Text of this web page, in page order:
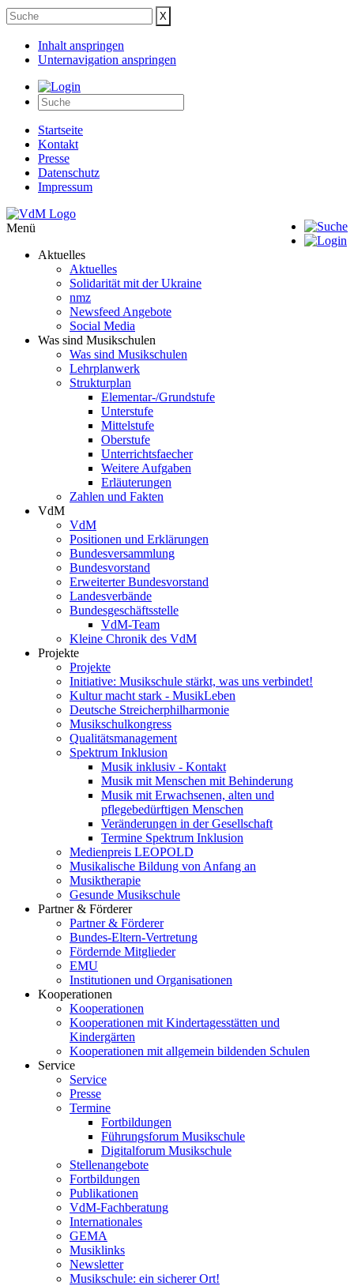
Inhalt anspringen
Unternavigation anspringen
Startseite
Kontakt
Presse
Datenschutz
Impressum
Menü
Aktuelles
Aktuelles
Solidarität mit der Ukraine
nmz
Newsfeed Angebote
Social Media
Was sind Musikschulen
Was sind Musikschulen
Lehrplanwerk
Strukturplan
Elementar-/Grundstufe
Unterstufe
Mittelstufe
Oberstufe
Unterrichtsfaecher
Weitere Aufgaben
Erläuterungen
Zahlen und Fakten
VdM
VdM
Positionen und Erklärungen
Bundesversammlung
Bundesvorstand
Erweiterter Bundesvorstand
Landesverbände
Bundesgeschäftsstelle
VdM-Team
Kleine Chronik des VdM
Projekte
Projekte
Initiative: Musikschule stärkt, was uns verbindet!
Kultur macht stark - MusikLeben
Deutsche Streicherphilharmonie
Musikschulkongress
Qualitätsmanagement
Spektrum Inklusion
Musik inklusiv - Kontakt
Musik mit Menschen mit Behinderung
Musik mit Erwachsenen, alten und
pflegebedürftigen Menschen
Veränderungen in der Gesellschaft
Termine Spektrum Inklusion
Medienpreis LEOPOLD
Musikalische Bildung von Anfang an
Musiktherapie
Gesunde Musikschule
Partner & Förderer
Partner & Förderer
Bundes-Eltern-Vertretung
Fördernde Mitglieder
EMU
Institutionen und Organisationen
Kooperationen
Kooperationen
Kooperationen mit Kindertagesstätten und
Kindergärten
Kooperationen mit allgemein bildenden Schulen
Service
Service
Presse
Termine
Fortbildungen
Führungsforum Musikschule
Digitalforum Musikschule
Stellenangebote
Fortbildungen
Publikationen
VdM-Fachberatung
Internationales
GEMA
Musiklinks
Newsletter
Musikschule: ein sicherer Ort!